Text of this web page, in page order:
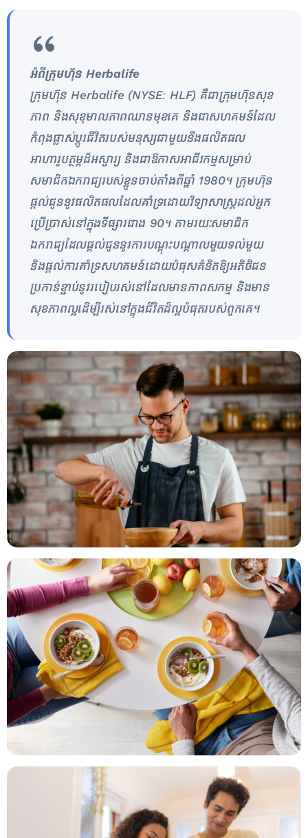
អំពីក្រុមហ៊ុន Herbalife
ក្រុមហ៊ុន Herbalife (NYSE: HLF) គឺជាក្រុមហ៊ុនសុខ
ភាព និងសុខុមាលភាពឈានមុខគេ និងជាសហគមន៍ដែល
កំពុងផ្លាស់ប្តូរជីវិតរបស់មនុស្សជាមួយនឹងផលិតផល
អាហារូបត្ថម្ភដ៏អស្ចារ្យ និងជាឱកាសអាជីវកម្មសម្រាប់
សមាជិកឯករាជ្យរបស់ខ្លួនចាប់តាំងពីឆ្នាំ 1980។ ក្រុមហ៊ុន​​​​
ផ្តល់​ជូននូវផលិតផលដែលគាំទ្រដោយវិទ្យាសាស្រ្តដល់អ្នក
ប្រើប្រាស់នៅក្នុងទីផ្សារជាង 90។ តាមរយៈសមាជិក
ឯករាជ្យដែលផ្តល់ជូននូវការ​បណ្តុះ​បណ្តាលមួយទល់មួយ
និងផ្តល់ការគាំទ្រសហគមន៍ដោយបំផុសគំនិតឱ្យអតិថិជន
ប្រកាន់ខ្ជាប់នូវរបៀបរស់នៅដែលមានភាពសកម្ម និងមាន
សុខភាពល្អដើម្បីរស់នៅក្នុងជីវិតដ៏ល្អបំផុតរបស់ពួកគេ។